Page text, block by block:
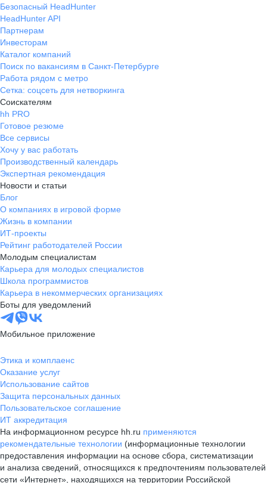
Безопасный HeadHunter
HeadHunter API
Партнерам
Инвесторам
Каталог компаний
Поиск по вакансиям в Санкт-Петербурге
Работа рядом с метро
Сетка: соцсеть для нетворкинга
Соискателям
hh PRO
Готовое резюме
Все сервисы
Хочу у вас работать
Производственный календарь
Экспертная рекомендация
Новости и статьи
Блог
О компаниях в игровой форме
Жизнь в компании
ИТ-проекты
Рейтинг работодателей России
Молодым специалистам
Карьера для молодых специалистов
Школа программистов
Карьера в некоммерческих организациях
Боты для уведомлений
Мобильное приложение
Этика и комплаенс
Оказание услуг
Использование сайтов
Защита персональных данных
Пользовательское соглашение
ИТ аккредитация
На информационном ресурсе hh.ru применяются
рекомендательные технологии (информационные технологии
предоставления информации на основе сбора, систематизации
и анализа сведений, относящихся к предпочтениям пользователей
сети «Интернет», находящихся на территории Российской